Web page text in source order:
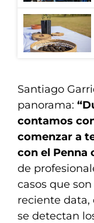
Santiago
panorama:
contamos
comenzar a
con el Penna
de
casos que
reciente data,
se detectan